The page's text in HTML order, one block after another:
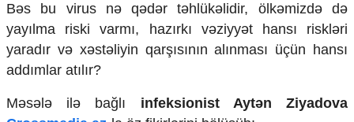
Neft-qaz
Əmək və sosial siyasət
Kənd təsərrüfatı
Hərbi sənaye
COP29
Bəs bu virus nə qədər təhlükəlidir, ölkəmizdə də
yayılma riski varmı, hazırkı vəziyyət hansı riskləri
yaradır və xəstəliyin qarşısının alınması üçün hansı
addımlar atılır?
Məsələ ilə bağlı infeksionist Aytən Ziyadova